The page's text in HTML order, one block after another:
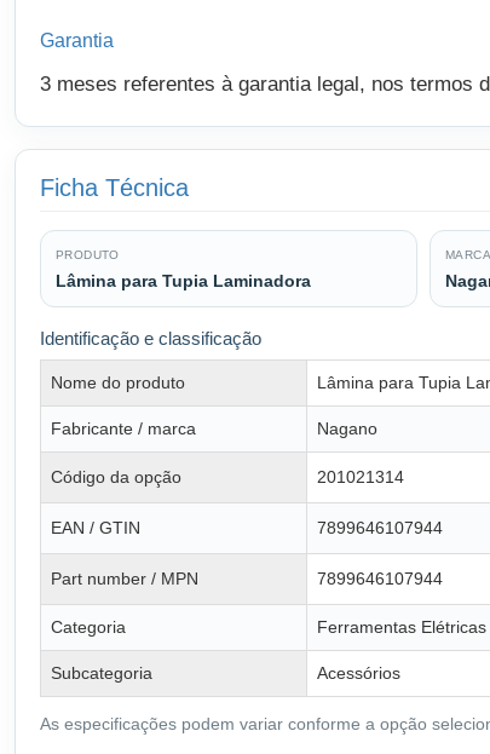
Garantia
3 meses referentes à garantia legal, nos termos
Ficha Técnica
PRODUTO
Lâmina para Tupia Laminadora
MARCA
Identificação e classificação
Nome do produto Lâmina para Tupia
Fabricante / marca Nagano
Código da opção 201021314
EAN / GTIN 7899646107944
Part number / MPN 7899646107944
Categoria Ferramentas Elétricas
Subcategoria Acessórios
As especificações podem variar conforme a opção